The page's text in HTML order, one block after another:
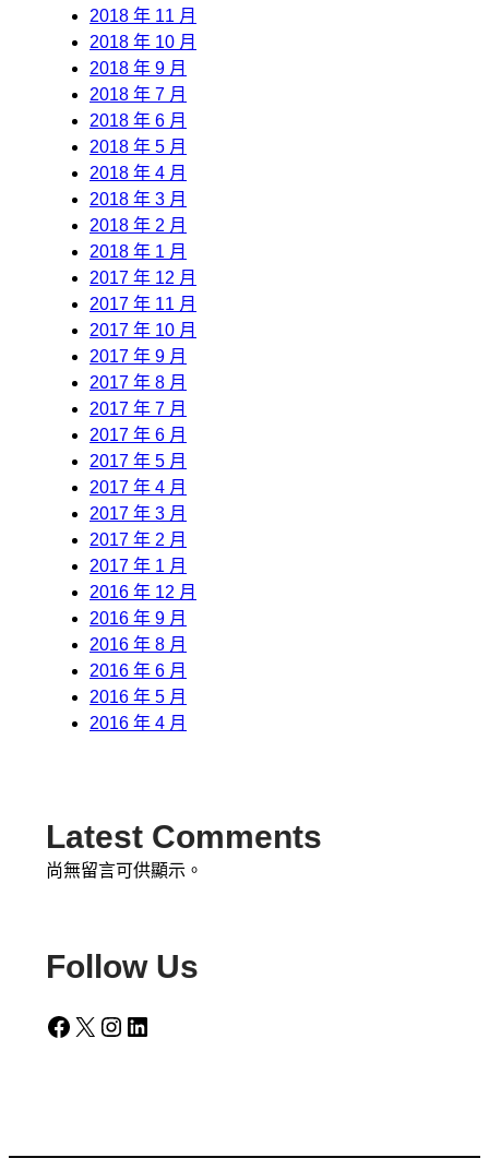
2018 年 11 月
2018 年 10 月
2018 年 9 月
2018 年 7 月
2018 年 6 月
2018 年 5 月
2018 年 4 月
2018 年 3 月
2018 年 2 月
2018 年 1 月
2017 年 12 月
2017 年 11 月
2017 年 10 月
2017 年 9 月
2017 年 8 月
2017 年 7 月
2017 年 6 月
2017 年 5 月
2017 年 4 月
2017 年 3 月
2017 年 2 月
2017 年 1 月
2016 年 12 月
2016 年 9 月
2016 年 8 月
2016 年 6 月
2016 年 5 月
2016 年 4 月
Latest Comments
尚無留言可供顯示。
Follow Us
Facebook X Instagram LinkedIn